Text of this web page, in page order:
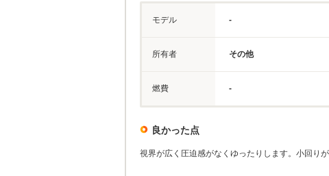
モデル -
所有者 その他
燃費 -
良かった点
視界が広く圧迫感がなくゆったりします。小回り